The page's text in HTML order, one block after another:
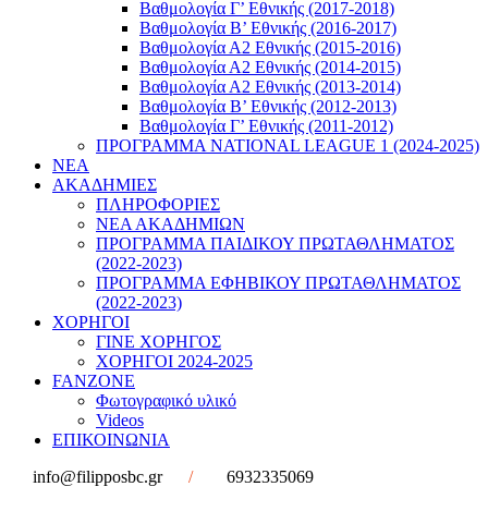
Βαθμολογία Γ’ Εθνικής (2017-2018)
Βαθμολογία Β’ Εθνικής (2016-2017)
Βαθμολογία Α2 Εθνικής (2015-2016)
Βαθμολογία Α2 Εθνικής (2014-2015)
Βαθμολογία Α2 Εθνικής (2013-2014)
Βαθμολογία Β’ Εθνικής (2012-2013)
Βαθμολογία Γ’ Εθνικής (2011-2012)
ΠΡΟΓΡΑΜΜΑ NATIONAL LEAGUE 1 (2024-2025)
ΝΕΑ
ΑΚΑΔΗΜΙΕΣ
ΠΛΗΡΟΦΟΡΙΕΣ
ΝΕΑ ΑΚΑΔΗΜΙΩΝ
ΠΡΟΓΡΑΜΜΑ ΠΑΙΔΙΚΟΥ ΠΡΩΤΑΘΛΗΜΑΤΟΣ
(2022-2023)
ΠΡΟΓΡΑΜΜΑ ΕΦΗΒΙΚΟΥ ΠΡΩΤΑΘΛΗΜΑΤΟΣ
(2022-2023)
ΧΟΡΗΓΟΙ
ΓΙΝΕ ΧΟΡΗΓΟΣ
ΧΟΡΗΓΟΙ 2024-2025
FANZONE
Φωτογραφικό υλικό
Videos
ΕΠΙΚΟΙΝΩΝΙΑ
info@filipposbc.gr
/ 6932335069